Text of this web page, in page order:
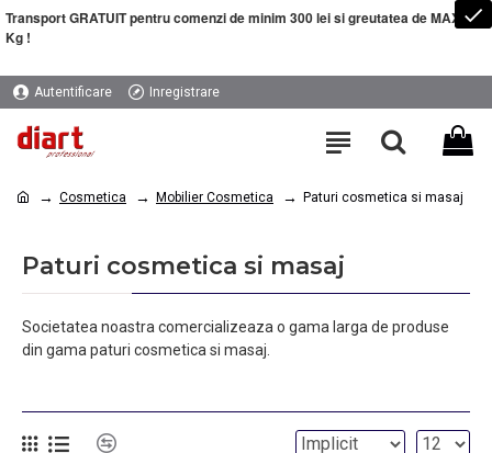
Transport GRATUIT pentru comenzi de minim 300 lei si greutatea de MAXIM 5
Kg !
Autentificare Inregistrare
Cosmetica Mobilier Cosmetica Paturi cosmetica si masaj
Paturi cosmetica si masaj
Societatea noastra comercializeaza o gama larga de produse
din gama paturi cosmetica si masaj.